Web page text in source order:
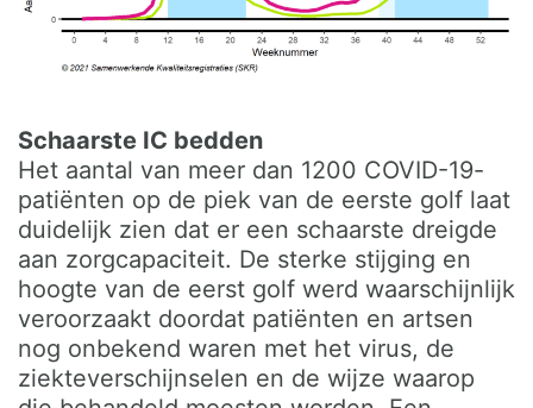
Schaarste IC bedden
Het aantal van meer dan 1200 COVID-19-
patiënten op de piek van de eerste golf laat
duidelijk zien dat er een schaarste dreigde
aan zorgcapaciteit. De sterke stijging en
hoogte van de eerst golf werd waarschijnlijk
veroorzaakt doordat patiënten en artsen
nog onbekend waren met het virus, de
ziekteverschijnselen en de wijze waarop